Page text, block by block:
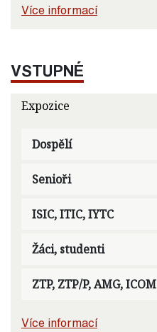
Více informací
VSTUPNÉ
Expozice
Dospělí
Senioři
ISIC, ITIC, IYTC
Žáci, studenti
ZTP, ZTP/P, AMG, ICOM
Více informací